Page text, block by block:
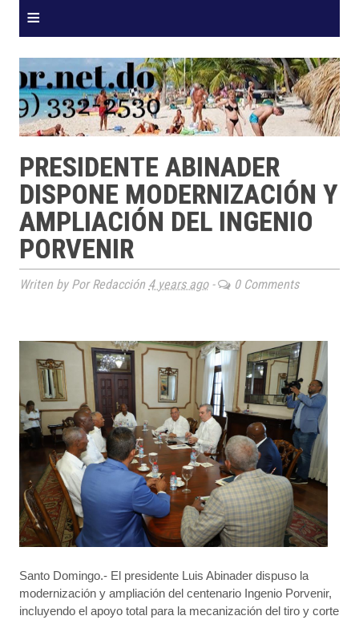
≡
PRESIDENTE ABINADER
DISPONE MODERNIZACIÓN Y
AMPLIACIÓN DEL INGENIO
PORVENIR
Writen by Por Redacción 4 years ago- 0 Comments
Santo Domingo.- El presidente Luis Abinader dispuso la
modernización y ampliación del centenario Ingenio Porvenir,
incluyendo el apoyo total para la mecanización del tiro y corte